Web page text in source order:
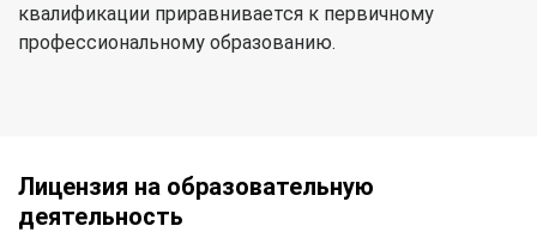
квалификации приравнивается к первичному
профессиональному образованию.
Лицензия на образовательную
деятельность